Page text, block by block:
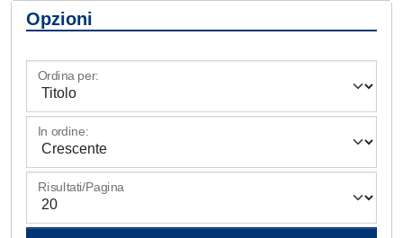
Opzioni
Ordina per:
In ordine:
Risultati/Pagina